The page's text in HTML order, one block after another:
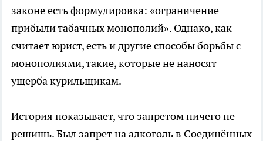
законе есть формулировка: «ограничение
прибыли табачных монополий». Однако, как
считает юрист, есть и другие способы борьбы с
монополиями, такие, которые не наносят
ущерба курильщикам.
История показывает, что запретом ничего не
решишь. Был запрет на алкоголь в Соединённых